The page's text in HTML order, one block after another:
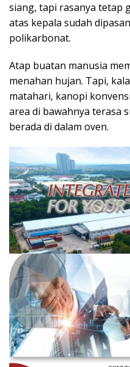
siang, tapi rasanya tetap
atas kepala sudah
polikarbonat.
Atap buatan manusia
menahan hujan. Tapi,
matahari, kanopi
area di bawahnya terasa
berada di dalam oven.